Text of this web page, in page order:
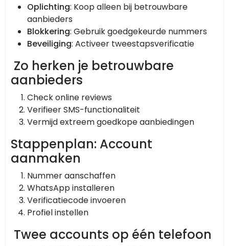
Oplichting: Koop alleen bij betrouwbare
aanbieders
Blokkering: Gebruik goedgekeurde nummers
Beveiliging: Activeer tweestapsverificatie
Zo herken je betrouwbare
aanbieders
Check online reviews
Verifieer SMS-functionaliteit
Vermijd extreem goedkope aanbiedingen
Stappenplan: Account
aanmaken
Nummer aanschaffen
WhatsApp installeren
Verificatiecode invoeren
Profiel instellen
Twee accounts op één telefoon